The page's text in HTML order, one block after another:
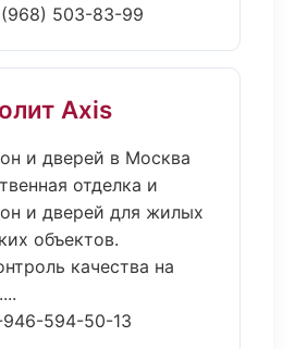
503-83-99
Axis
и дверей в Москва
отделка и
и дверей для жилых
объектов.
качества на
594-50-13